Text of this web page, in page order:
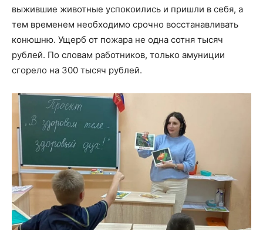
выжившие животные успокоились и пришли в себя, а
тем временем необходимо срочно восстанавливать
конюшню. Ущерб от пожара не одна сотня тысяч
рублей. По словам работников, только амуниции
сгорело на 300 тысяч рублей.